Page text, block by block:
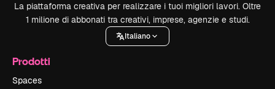
La piattaforma creativa per realizzare i tuoi migliori lavori. Oltre
1 milione di abbonati tra creativi, imprese, agenzie e studi.
Italiano
Prodotti
Spaces